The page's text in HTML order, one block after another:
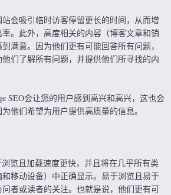
会吸引临时访客停留更长的时间，从而增
。此外，高度相关的内容（博客文章和销
满意。因为他们更有可能回答所有问题，
们了解所有问题，并提供他们所寻找的内
SEO会让您的用户感到高兴和高兴，这也会
他们希望为用户提供高质量的信息。
览且加载速度更快，并且将在几乎所有类
移动设备）中正确显示。易于浏览且易于
者或读者的关注。也就是说，他们更有可